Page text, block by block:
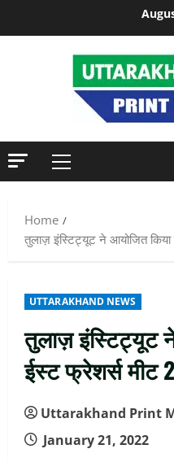
Primary
Home
तुलाज़ इंस्टिट्यूट ने आयोजित
UTTARAKHAND NEWS
तुलाज़ इंस्टिट्यूट
ईस्ट फ्रेशर्स मीट
Uttarakhand Print
January 21, 2022